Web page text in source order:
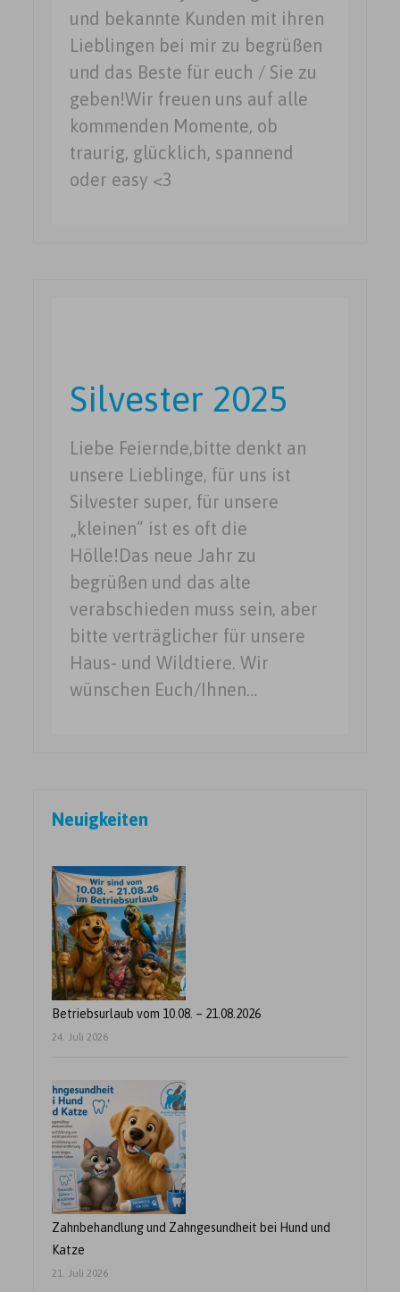
und bekannte Kunden mit ihren
Lieblingen bei mir zu begrüßen
und das Beste für euch / Sie zu
geben!Wir freuen uns auf alle
kommenden Momente, ob
traurig, glücklich, spannend
oder easy <3
Silvester 2025
Liebe Feiernde,bitte denkt an
unsere Lieblinge, für uns ist
Silvester super, für unsere
„kleinen“ ist es oft die
Hölle!Das neue Jahr zu
begrüßen und das alte
verabschieden muss sein, aber
bitte verträglicher für unsere
Haus- und Wildtiere. Wir
wünschen Euch/Ihnen…
derNeuigkeiten
Betriebsurlaub vom 10.08. – 21.08.2026
24. Juli 2026
Zahnbehandlung und Zahngesundheit bei Hund und
Katze
21. Juli 2026